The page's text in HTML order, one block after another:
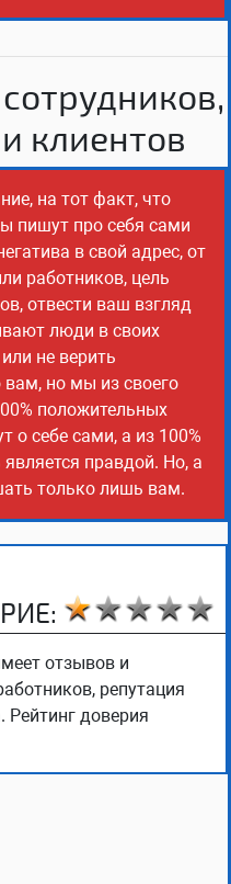
клиентов
на тот факт, что
пишут про себя сами
в свой адрес, от
работников, цель
отвести ваш взгляд
люди в своих
не верить
но мы из своего
положительных
о себе сами, а из 100%
правдой. Но, а
только лишь вам.
отзывов и
репутация
Рейтинг доверия